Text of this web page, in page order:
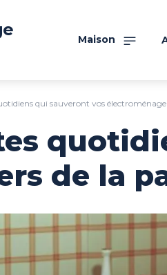
Maison
qui sauveront vos
de la